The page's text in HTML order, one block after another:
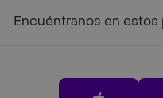
Encuéntranos en estos